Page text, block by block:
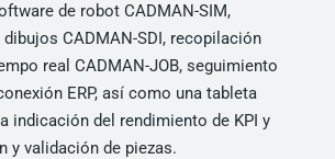
de robot CADMAN-SIM,
CADMAN-SDI, recopilación
real CADMAN-JOB, seguimiento
ERP, así como una tableta
indicación del rendimiento de KPI y
y validación de piezas.